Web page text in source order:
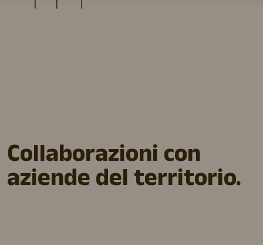
Collaborazioni con
aziende del territorio.